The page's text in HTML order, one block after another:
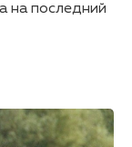
на последний